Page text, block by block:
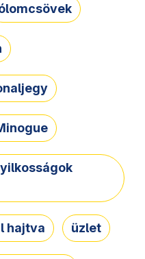
hajtva üzlet